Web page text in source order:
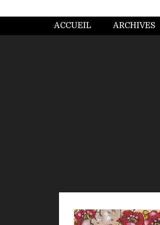
ACCUEIL ARCHIVES